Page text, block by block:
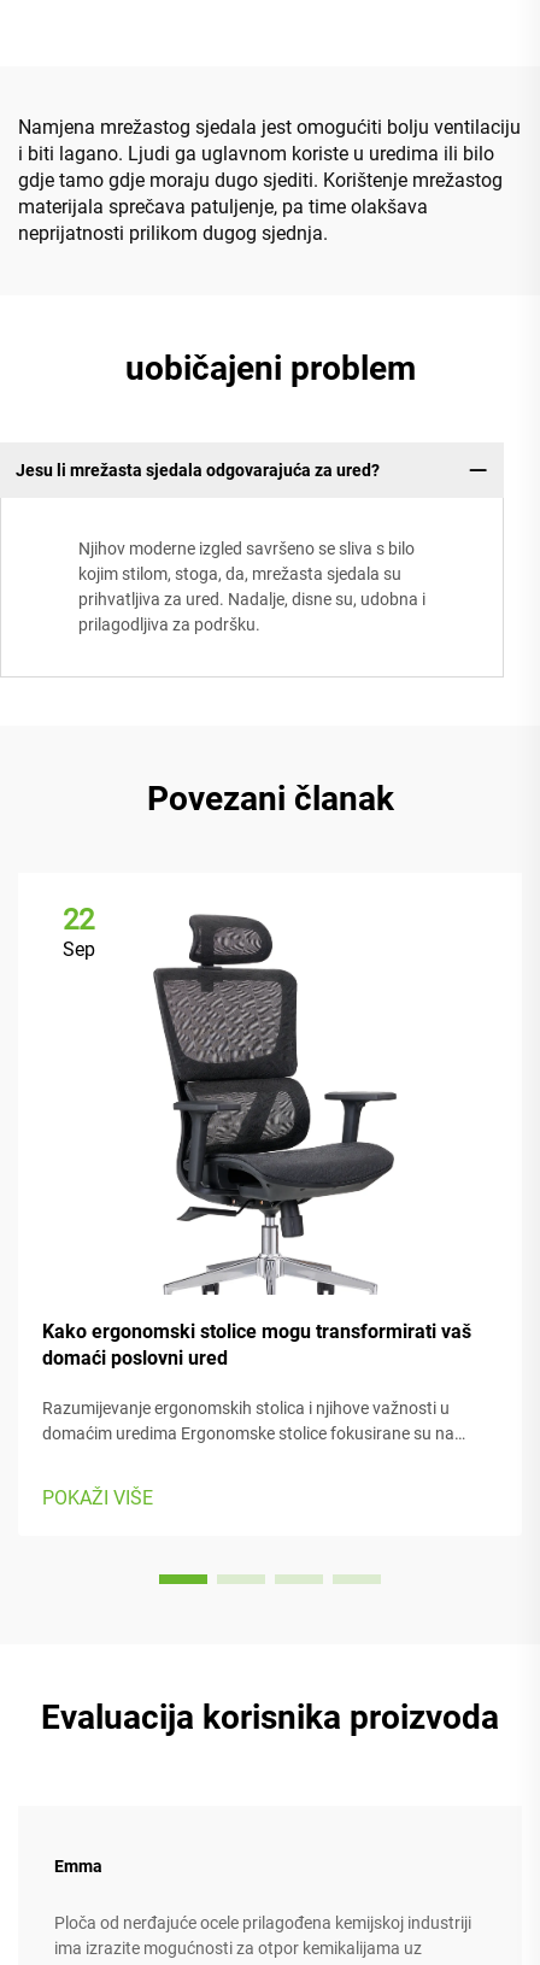
Namjena mrežastog sjedala jest omogućiti bolju ventilaciju
i biti lagano. Ljudi ga uglavnom koriste u uredima ili bilo
gdje tamo gdje moraju dugo sjediti. Korištenje mrežastog
materijala sprečava patuljenje, pa time olakšava
neprijatnosti prilikom dugog sjednja.
uobičajeni problem
Jesu li mrežasta sjedala odgovarajuća za ured?
Njihov moderne izgled savršeno se sliva s bilo
kojim stilom, stoga, da, mrežasta sjedala su
prihvatljiva za ured. Nadalje, disne su, udobna i
prilagodljiva za podršku.
Povezani članak
22
Sep
Kako ergonomski stolice mogu transformirati vaš
domaći poslovni ured
Razumijevanje ergonomskih stolica i njihove važnosti u
domaćim uredima Ergonomske stolice fokusirane su na
regulabilnim dijelovima koji se prilagođavaju različitim
tipovima tijela i preferencijama. Većina modela dolazi s...
POKAŽI VIŠE
Evaluacija korisnika proizvoda
Emma
Ploča od nerđajuće ocele prilagođena kemijskoj industriji
ima izrazite mogućnosti za otpor kemikalijama uz